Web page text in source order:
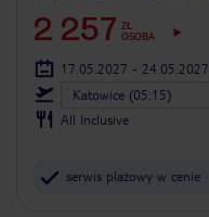
2 257 ZŁ
OSOBA
17.05.2027 - 24.05.2027
Katowice (05:15)
All Inclusive
serwis plażowy w cenie